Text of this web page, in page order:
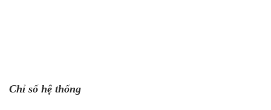
Chỉ số hệ thống